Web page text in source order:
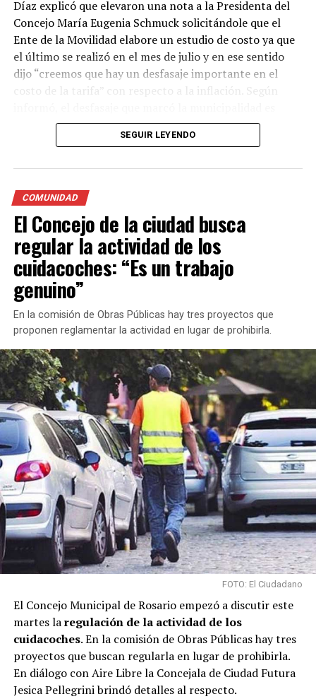
Díaz explicó que elevaron una nota a la Presidenta del
Concejo María Eugenia Schmuck solicitándole que el
Ente de la Movilidad elabore un estudio de costo ya que
el último se realizó en el mes de julio y en ese sentido
dijo “creemos que hay un desfasaje importante en el
costo de la tarifa” con respecto a la inflación. Según
entre el 65% y 75% y calculan que el aumento de la
tarifa rondará entre un 20% y un 30%.
Además, informó que el último aumento de la tarifa fue
en el mes de septiembre y actualmente la bajada de
bandera en horario diurno es de $239,20 mientras que la
tarifa nocturna, fines de semana y feriados cuesta entre
$279,60 y $290,40.
SEGUIR LEYENDO
COMUNIDAD
El Concejo de la ciudad busca
regular la actividad de los
cuidacoches: “Es un trabajo
genuino”
En la comisión de Obras Públicas hay tres proyectos que
proponen reglamentar la actividad en lugar de prohibirla.
FOTO: El Ciudadano
El Concejo Municipal de Rosario empezó a discutir este
martes laregulación de la actividad de los
cuidacoches. En la comisión de Obras Públicas hay tres
proyectos que buscan regularla en lugar de prohibirla.
En diálogo con Aire Libre la Concejala de Ciudad Futura
Jesica Pellegrini brindó detalles al respecto.